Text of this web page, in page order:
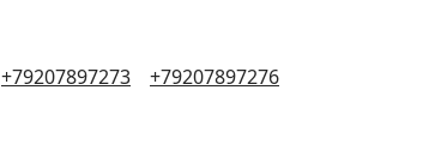
+79207897273 +79207897276